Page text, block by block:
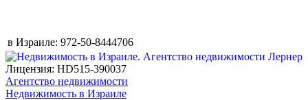
в Израиле: 972-50-8444706
Лицензия: HD515-390037
Агентство недвижимости
Недвижимость в Израиле